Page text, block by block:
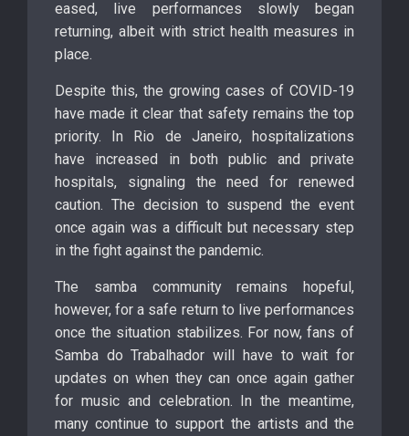
eased, live performances slowly began
returning, albeit with strict health measures in
place.
Despite this, the growing cases of COVID-19
have made it clear that safety remains the top
priority. In Rio de Janeiro, hospitalizations
have increased in both public and private
hospitals, signaling the need for renewed
caution. The decision to suspend the event
once again was a difficult but necessary step
in the fight against the pandemic.
The samba community remains hopeful,
however, for a safe return to live performances
once the situation stabilizes. For now, fans of
Samba do Trabalhador will have to wait for
updates on when they can once again gather
for music and celebration. In the meantime,
many continue to support the artists and the